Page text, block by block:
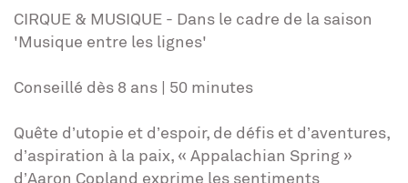
CIRQUE & MUSIQUE - Dans le cadre de la saison
'Musique entre les lignes'
Conseillé dès 8 ans | 50 minutes
Quête d’utopie et d’espoir, de défis et d’aventures,
d’aspiration à la paix, « Appalachian Spring »
d’Aaron Copland exprime les sentiments